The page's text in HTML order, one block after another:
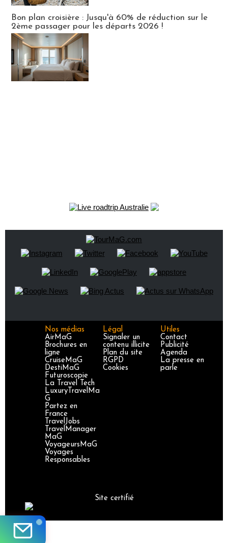
Bon plan croisière : Jusqu'à 60% de réduction sur le
2ème passager pour les départs 2026 !
Nos médias
AirMaG
Brochures en
ligne
CruiseMaG
DestiMaG
Futuroscopie
La Travel Tech
LuxuryTravelMa
G
Partez en
France
TravelJobs
TravelManager
MaG
VoyageursMaG
Voyages
Responsables
Légal
Signaler un
contenu illicite
Plan du site
RGPD
Cookies
Utiles
Contact
Publicité
Agenda
La presse en
parle
Site certifié